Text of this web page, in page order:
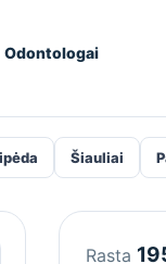
Odontologai
Šiauliai
Rasta